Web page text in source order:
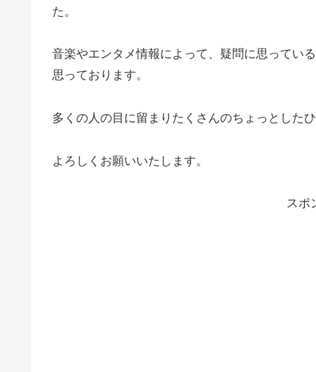
た。
音楽やエンタメ情報によって、疑問に思ってい
思っております。
多くの人の目に留まりたくさんのちょっとした
よろしくお願いいたします。
スポ